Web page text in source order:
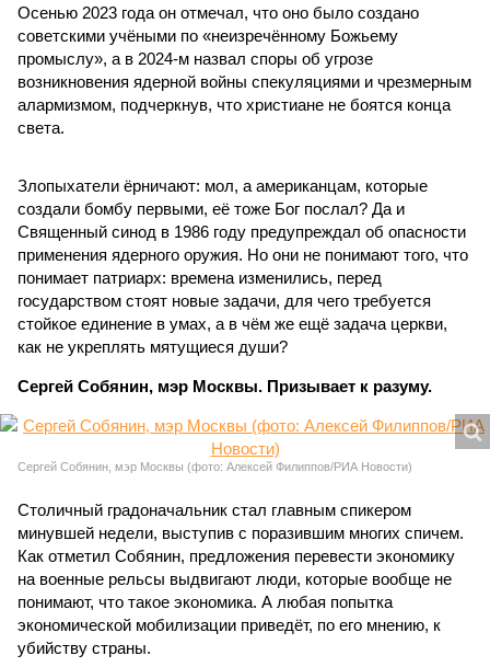
Осенью 2023 года он отмечал, что оно было создано
советскими учёными по «неизречённому Божьему
промыслу», а в 2024-м назвал споры об угрозе
возникновения ядерной войны спекуляциями и чрезмерным
алармизмом, подчеркнув, что христиане не боятся конца
света.
Злопыхатели ёрничают: мол, а американцам, которые
создали бомбу первыми, её тоже Бог послал? Да и
Священный синод в 1986 году предупреждал об опасности
применения ядерного оружия. Но они не понимают того, что
понимает патриарх: времена изменились, перед
государством стоят новые задачи, для чего требуется
стойкое единение в умах, а в чём же ещё задача церкви,
как не укреплять мятущиеся души?
Сергей Собянин, мэр Москвы. Призывает к разуму.
Сергей Собянин, мэр Москвы (фото: Алексей Филиппов/РИА Новости)
Столичный градоначальник стал главным спикером
минувшей недели, выступив с поразившим многих спичем.
Как отметил Собянин, предложения перевести экономику
на военные рельсы выдвигают люди, которые вообще не
понимают, что такое экономика. А любая попытка
экономической мобилизации приведёт, по его мнению, к
убийству страны.